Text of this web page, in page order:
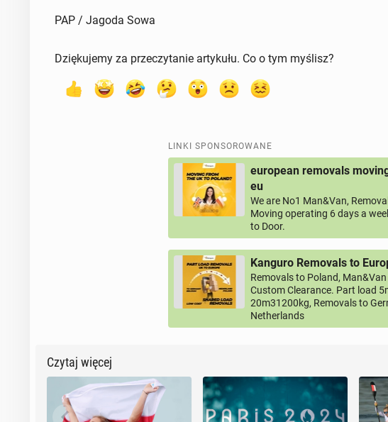
PAP / Jagoda Sowa
Dziękujemy za przeczytanie artykułu. Co o tym myślisz?
LINKI SPONSOROWANE
european removals
eu
We are No1 Man&Van,
Moving operating 6 days a
to Door.
Kanguro Removals to
Removals to Poland,
Custom Clearance. Part load
20m31200kg, Removals to
Netherlands
Czytaj więcej